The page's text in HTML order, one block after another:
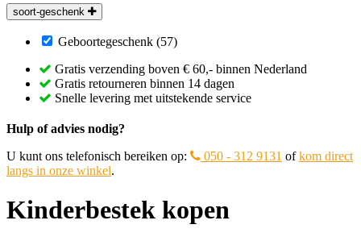
soort-geschenk
Geboortegeschenk (57)
Gratis verzending boven € 60,- binnen Nederland
Gratis retourneren binnen 14 dagen
Snelle levering met uitstekende service
Hulp of advies nodig?
U kunt ons telefonisch bereiken op:
050 - 312 9131 ofkom direct
langs in onze winkel.
Kinderbestek kopen